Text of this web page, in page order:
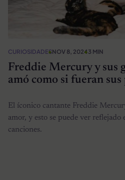
CURIOSIDADESNOV 8, 20243 MIN
Freddie Mercury y sus
amó como si fueran
El íconico cantante Freddie
amor, y esto se puede ver reflejado
canciones.